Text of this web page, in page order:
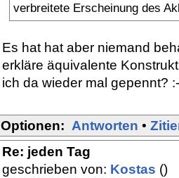
verbreitete Erscheinung des
Es hat hat aber niemand
erkläre äquivalente
ich da wieder mal gepennt?
Optionen: Antworten •
Re: jeden Tag
geschrieben von: Kostas ()